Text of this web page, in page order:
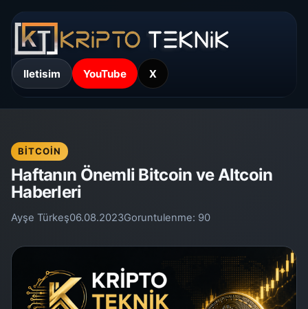
Iletisim YouTube X
BITCOIN
Haftanın Önemli Bitcoin ve Altcoin
Haberleri
Ayşe Türkeş06.08.2023Goruntulenme: 90